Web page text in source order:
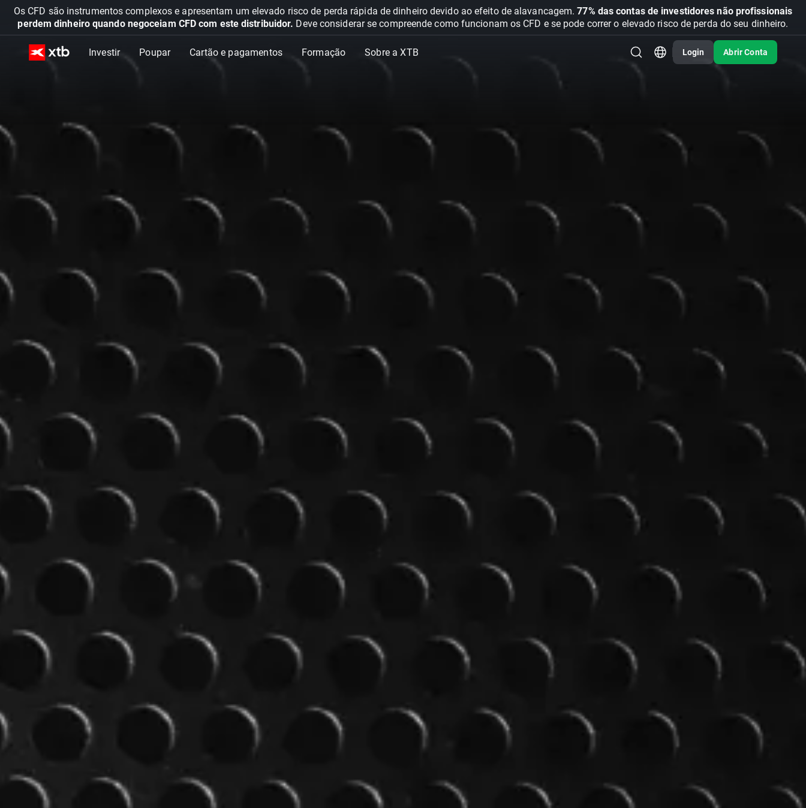
Os CFD são instrumentos complexos e apresentam um elevado risco de perda rápida de dinheiro devido ao efeito de alavancagem.77% das contas de investidores não profissionais
perdem dinheiro quando negoceiam CFD com este distribuidor. Deve considerar se compreende como funcionam os CFD e se pode correr o elevado risco de perda do seu dinheiro.
Investir Poupar Cartão e pagamentos Formação Sobre a XTB Login Abrir Conta